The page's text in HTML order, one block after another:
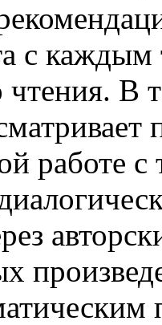
с каждым
чтения. В
работе с